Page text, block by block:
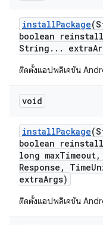
installPackage
boolean reinstall
String . . . extra
ติดตั้งแอปพลิเคชัน
void
installPackage
boolean reinstall
long maxTimeout,
Response , Time
extraArgs)
ติดตั้งแอปพลิเคชัน